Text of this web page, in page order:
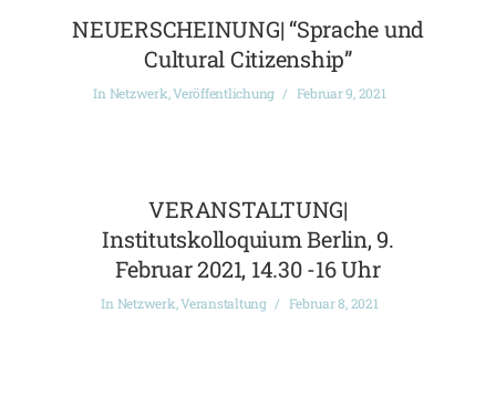
NEUERSCHEINUNG| “Sprache und
Cultural Citizenship”
In Netzwerk,Veröffentlichung Februar 9, 2021
VERANSTALTUNG|
Institutskolloquium Berlin, 9.
Februar 2021, 14.30 -16 Uhr
In Netzwerk,Veranstaltung Februar 8, 2021